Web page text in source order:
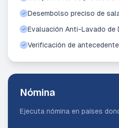
Desembolso preciso de
Evaluación Anti-Lavado de
Verificación de
Nómina
Ejecuta nómina en países